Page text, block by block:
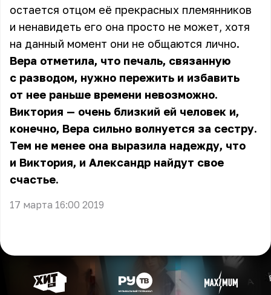
остается отцом её прекрасных племянников
и ненавидеть его она просто не может, хотя
на данный момент они не общаются лично.
Вера отметила, что печаль, связанную
с разводом, нужно пережить и избавить
от нее раньше времени невозможно.
Виктория — очень близкий ей человек и,
конечно, Вера сильно волнуется за сестру.
Тем не менее она выразила надежду, что
и Виктория, и Александр найдут свое
счастье.
17 марта 16:00 2019